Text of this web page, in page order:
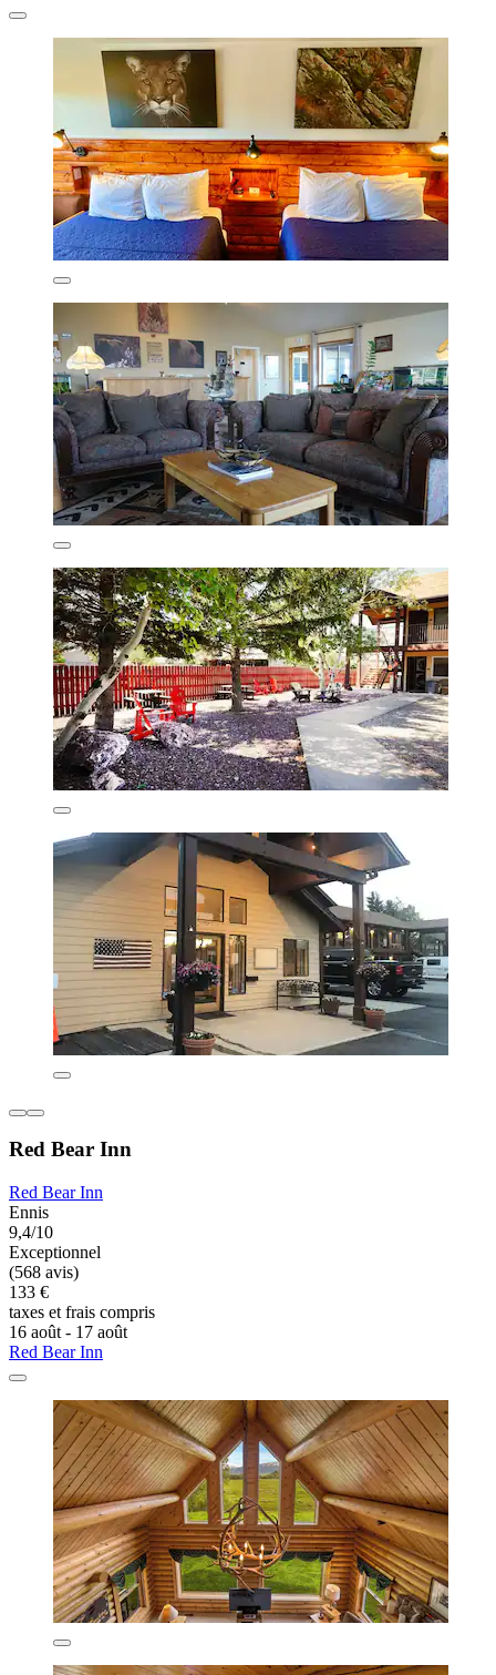
Red Bear Inn
Red Bear Inn
Ennis
9,4/10
Exceptionnel
(568 avis)
133 €
taxes et frais compris
16 août - 17 août
Red Bear Inn